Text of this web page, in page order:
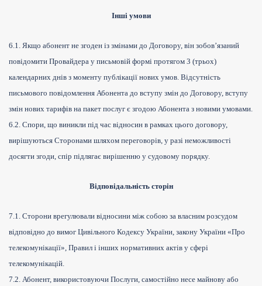
Інші умови
6.1. Якщо абонент не згоден із змінами до Договору, він зобов’язаний
повідомити Провайдера у письмовій формі протягом 3 (трьох)
календарних днів з моменту публікації нових умов. Відсутність
письмового повідомлення Абонента до вступу змін до Договору, вступу
змін нових тарифів на пакет послуг є згодою Абонента з новими умовами.
6.2. Спори, що виникли під час відносин в рамках цього договору,
вирішуються Сторонами шляхом переговорів, у разі неможливості
досягти згоди, спір підлягає вирішенню у судовому порядку.
Відповідальність сторін
7.1. Сторони врегулювали відносини між собою за власним розсудом
відповідно до вимог Цивільного Кодексу України, закону України «Про
телекомунікації», Правил і інших нормативних актів у сфері
телекомунікацій.
7.2. Абонент, використовуючи Послуги, самостійно несе майнову або